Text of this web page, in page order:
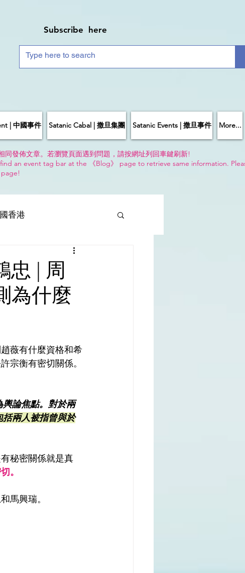
Subscribe here
| 中國事件 Satanic Cabal | 撒旦集團 Satanic Events | 撒旦事件 More...
發佈文章。若瀏覽頁面遇到問題，請按網址列回車鍵刷新!
an event tag bar at the 《Blog》 page to retrieve same information.
香港
World | 世界
忠 | 周
為什麼
薇有什麼資格和希
宗衡有密切關係。
論焦點。對於兩
括兩人被指曾與於
秘密關係就是真
。
馬興瑞。